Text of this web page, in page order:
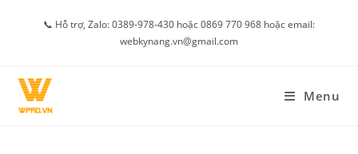
📞 Hỗ trợ, Zalo: 0389-978-430 hoặc 0869 770 968 hoặc email:
webkynang.vn@gmail.com
Menu